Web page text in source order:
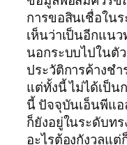
การขอสินเชื่อใน
เห็นว่าเป็นอีกแน
นอกระบบไปในตั
ประวัติการค้างช
แต่ทั้งนี้ ไม่ได้เป็น
นี้ ปัจจุบันเอ็นพีแอ
ก็ยังอยู่ในระดับท
อะไรต้องกังวลแ